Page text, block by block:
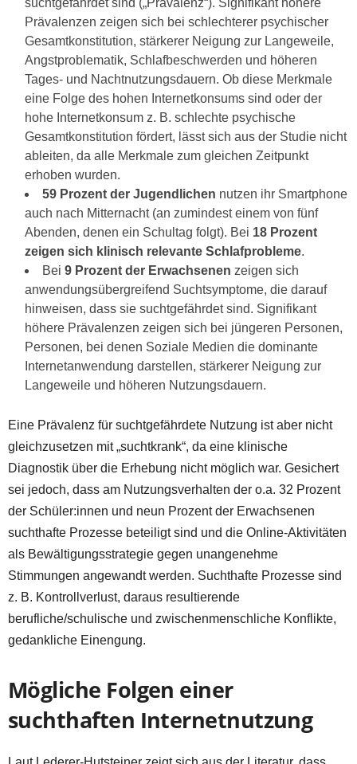
suchtgefährdet sind („Prävalenz“). Signifikant höhere
Prävalenzen zeigen sich bei schlechterer psychischer
Gesamtkonstitution, stärkerer Neigung zur Langeweile,
Angstproblematik, Schlafbeschwerden und höheren
Tages- und Nachtnutzungsdauern. Ob diese Merkmale
eine Folge des hohen Internetkonsums sind oder der
hohe Internetkonsum z. B. schlechte psychische
Gesamtkonstitution fördert, lässt sich aus der Studie nicht
ableiten, da alle Merkmale zum gleichen Zeitpunkt
erhoben wurden.
59 Prozent der Jugendlichen nutzen ihr Smartphone
auch nach Mitternacht (an zumindest einem von fünf
Abenden, denen ein Schultag folgt). Bei 18 Prozent
zeigen sich klinisch relevante Schlafprobleme.
Bei 9 Prozent der Erwachsenen zeigen sich
anwendungsübergreifend Suchtsymptome, die darauf
hinweisen, dass sie suchtgefährdet sind. Signifikant
höhere Prävalenzen zeigen sich bei jüngeren Personen,
Personen, bei denen Soziale Medien die dominante
Internetanwendung darstellen, stärkerer Neigung zur
Langeweile und höheren Nutzungsdauern.
Eine Prävalenz für suchtgefährdete Nutzung ist aber nicht
gleichzusetzen mit „suchtkrank“, da eine klinische
Diagnostik über die Erhebung nicht möglich war. Gesichert
sei jedoch, dass am Nutzungsverhalten der o.a. 32 Prozent
der Schüler:innen und neun Prozent der Erwachsenen
suchthafte Prozesse beteiligt sind und die Online-Aktivitäten
als Bewältigungsstrategie gegen unangenehme
Stimmungen angewandt werden. Suchthafte Prozesse sind
z. B. Kontrollverlust, daraus resultierende
berufliche/schulische und zwischenmenschliche Konflikte,
gedankliche Einengung.
Mögliche Folgen einer
suchthaften Internetnutzung